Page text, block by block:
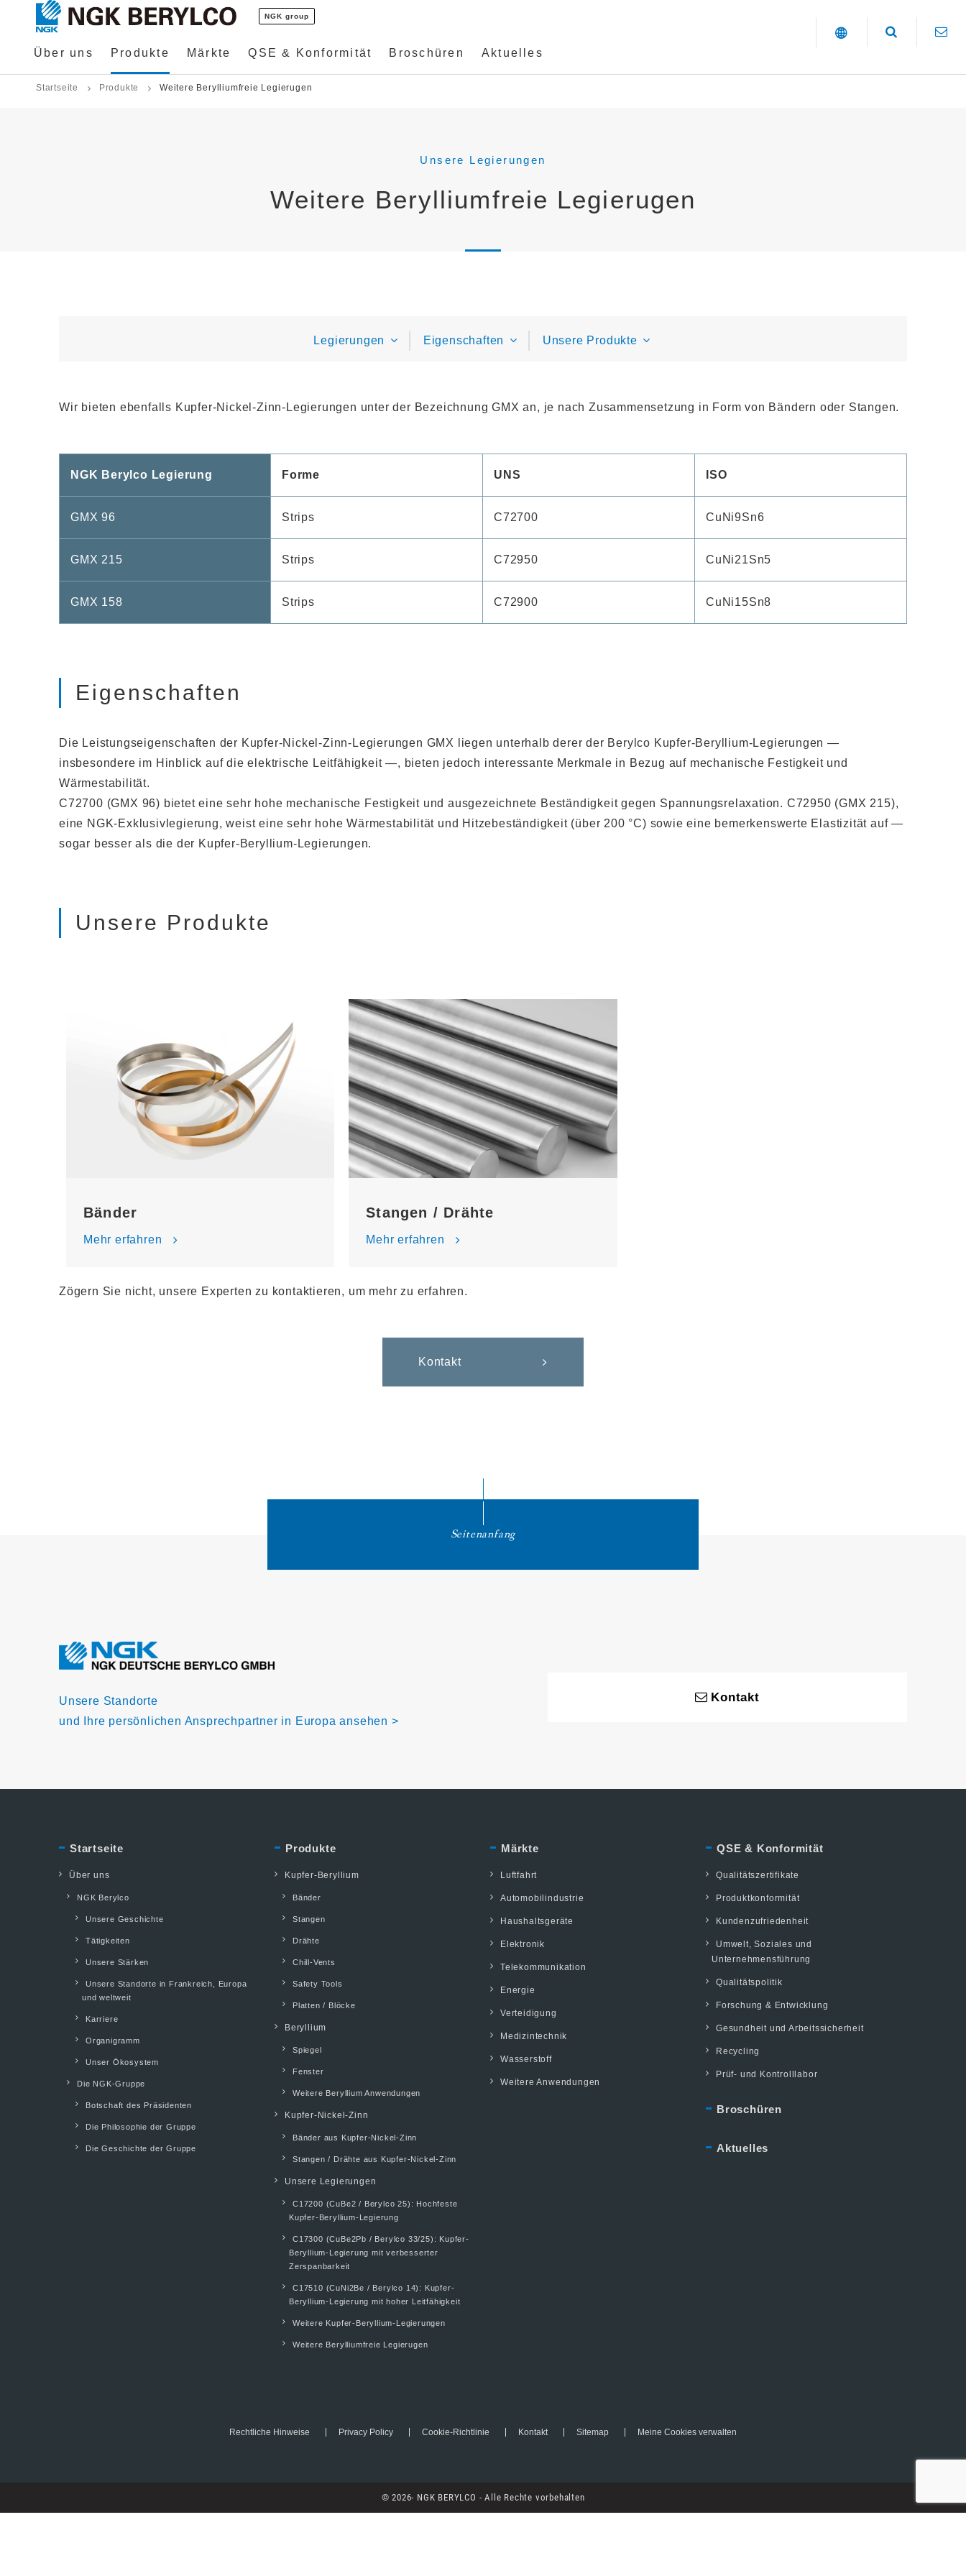
NGK group
Über uns Produkte Märkte QSE & Konformität Broschüren Aktuelles
Startseite Produkte Weitere Berylliumfreie Legierugen
Unsere Legierungen
Weitere Berylliumfreie Legierugen
Legierungen Eigenschaften Unsere Produkte
Wir bieten ebenfalls Kupfer-Nickel-Zinn-Legierungen unter der Bezeichnung GMX an, je nach Zusammensetzung in Form von Bändern oder Stangen.
NGK Berylco Legierung Forme UNS ISO
GMX 96 Strips C72700 CuNi9Sn6
GMX 215 Strips C72950 CuNi21Sn5
GMX 158 Strips C72900 CuNi15Sn8
Eigenschaften
Die Leistungseigenschaften der Kupfer-Nickel-Zinn-Legierungen GMX liegen unterhalb derer der Berylco Kupfer-Beryllium-Legierungen —
insbesondere im Hinblick auf die elektrische Leitfähigkeit —, bieten jedoch interessante Merkmale in Bezug auf mechanische Festigkeit und
Wärmestabilität.
C72700 (GMX 96) bietet eine sehr hohe mechanische Festigkeit und ausgezeichnete Beständigkeit gegen Spannungsrelaxation. C72950 (GMX 215),
eine NGK-Exklusivlegierung, weist eine sehr hohe Wärmestabilität und Hitzebeständigkeit (über 200 °C) sowie eine bemerkenswerte Elastizität auf —
sogar besser als die der Kupfer-Beryllium-Legierungen.
Unsere Produkte
Bänder
Mehr erfahren
Stangen / Drähte
Mehr erfahren
Zögern Sie nicht, unsere Experten zu kontaktieren, um mehr zu erfahren.
Kontakt
Seitenanfang
Unsere Standorte
und Ihre persönlichen Ansprechpartner in Europa ansehen >
Kontakt
Startseite
Über uns
NGK Berylco
Unsere Geschichte
Tätigkeiten
Unsere Stärken
Unsere Standorte in Frankreich, Europa
und weltweit
Karriere
Organigramm
Unser Ökosystem
Die NGK-Gruppe
Botschaft des Präsidenten
Die Philosophie der Gruppe
Die Geschichte der Gruppe
Produkte
Kupfer-Beryllium
Bänder
Stangen
Drähte
Chill-Vents
Safety Tools
Platten / Blöcke
Beryllium
Spiegel
Fenster
Weitere Beryllium Anwendungen
Kupfer-Nickel-Zinn
Bänder aus Kupfer-Nickel-Zinn
Stangen / Drähte aus Kupfer-Nickel-Zinn
Unsere Legierungen
C17200 (CuBe2 / Berylco 25): Hochfeste
Kupfer-Beryllium-Legierung
C17300 (CuBe2Pb / Berylco 33/25): Kupfer-
Beryllium-Legierung mit verbesserter
Zerspanbarkeit
C17510 (CuNi2Be / Berylco 14): Kupfer-
Beryllium-Legierung mit hoher Leitfähigkeit
Weitere Kupfer-Beryllium-Legierungen
Weitere Berylliumfreie Legierugen
Märkte
Luftfahrt
Automobilindustrie
Haushaltsgeräte
Elektronik
Telekommunikation
Energie
Verteidigung
Medizintechnik
Wasserstoff
Weitere Anwendungen
QSE & Konformität
Qualitätszertifikate
Produktkonformität
Kundenzufriedenheit
Umwelt, Soziales und
Unternehmensführung
Qualitätspolitik
Forschung & Entwicklung
Gesundheit und Arbeitssicherheit
Recycling
Prüf- und Kontrolllabor
Broschüren
Aktuelles
Rechtliche Hinweise Privacy Policy Cookie-Richtlinie Kontakt Sitemap Meine Cookies verwalten
© 2026- NGK BERYLCO - Alle Rechte vorbehalten